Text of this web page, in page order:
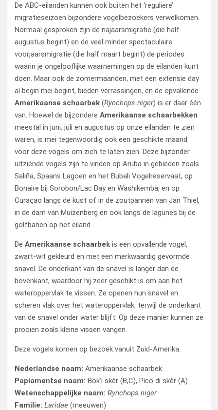
De ABC-eilanden kunnen ook buiten het ‘reguliere’
migratieseizoen bijzondere vogelbezoekers verwelkomen.
Normaal gesproken zijn de najaarsmigratie (die half
augustus begint) en de veel minder spectaculaire
voorjaarsmigratie (die half maart begint) de periodes
waarin je ongelooflijke waarnemingen op de eilanden kunt
doen. Maar ook de zomermaanden, met een extensie day
al begin mei begint, bieden verrassingen, en de opvallende
Amerikaanse schaarbek (Rynchops niger) is er daar één
van. Hoewel de bijzondere Amerikaanse schaarbekken
meestal in juni, juli en augustus op onze eilanden te zien
waren, is mei tegenwoordig ook een geschikte maand
voor deze vogels om zich te laten zien. Deze bijzonder
uitziende vogels zijn te vinden op Aruba in gebieden zoals
Saliña, Spaans Lagoen en het Bubali Vogelreservaat, op
Bonaire bij Sorobon/Lac Bay en Washikemba, en op
Curaçao langs de kust of in de zoutpannen van Jan Thiel,
in de dam van Muizenberg en ook langs de lagunes bij de
golfbanen op het eiland.
De Amerikaanse schaarbek is een opvallende vogel,
zwart-wit gekleurd en met een merkwaardig gevormde
snavel. De onderkant van de snavel is langer dan de
bovenkant, waardoor hij zeer geschikt is om aan het
wateroppervlak te vissen. Ze openen hun snavel en
scheren vlak over het wateroppervlak, terwijl de onderkant
van de snavel onder water blijft. Op deze manier kunnen ze
prooien zoals kleine vissen vangen.
Deze vogels komen op bezoek vanuit Zuid-Amerika.
Nederlandse naam: Amerikaanse schaarbek
Papiamentse naam: Bok’i skèr (B,C), Pico di skèr (A)
Wetenschappelijke naam: Rynchops niger
Familie: Laridae (meeuwen)